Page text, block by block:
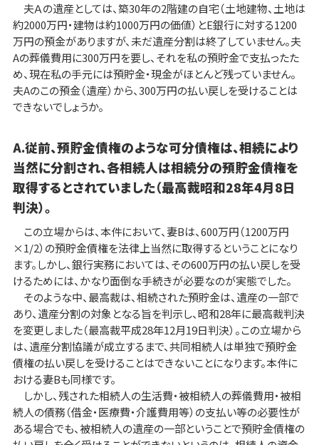
夫Ａの遺産としては、築30年の2階建の自宅（土地建物、土地は
約2000万円・建物は約1000万円の価値）とE銀行に対する1200
万円の預金がありますが、未だ遺産分割は終了していません。夫
Aの葬儀費用に300万円を要し、それを私の預貯金で支払ったた
め、現在私の手元には預貯金・現金がほとんど残っていません。
夫Aのこの預金（遺産）から、300万円の払い戻しを受けることは
できないでしょうか。
A.従前、預貯金債権のような可分債権は、相続により
当然に分割され、各相続人は相続分の預貯金債権を
取得するとされていました（最高裁昭和28年4月8日
判決）。
この立場からは、本件において、妻Bは、600万円（1200万円
×1/2）の預貯金債権を法律上当然に取得するということになり
ます。しかし、銀行実務においては、その600万円の払い戻しを受
けるためには、かなり面倒な手続きが必要なのが実態でした。
そのような中、最高裁は、相続された預貯金は、遺産の一部で
あり、遺産分割の対象となる旨を判示し、昭和28年に最高裁判決
を変更しました（最高裁平成28年12月19日判決）。この立場から
は、遺産分割協議が成立するまで、共同相続人は単独で預貯金
債権の払い戻しを受けることはできないことになります。本件に
おける妻Bも同様です。
しかし、残された相続人の生活費・被相続人の葬儀費用・被相
続人の債務（借金・医療費・介護費用等）の支払い等の必要性が
ある場合でも、被相続人の遺産の一部ということで預貯金債権の